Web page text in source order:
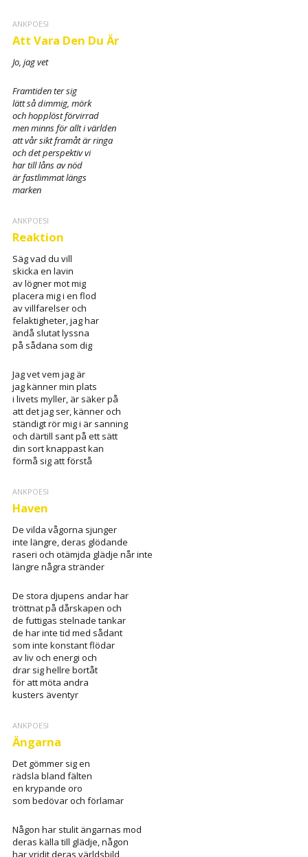
ANKPOESI
Att Vara Den Du Är
Jo, jag vet
Framtiden ter sig
lätt så dimmig, mörk
och hopplöst förvirrad
men minns för allt i världen
att vår sikt framåt är ringa
och det perspektiv vi
har till låns av nöd
är fastlimmat längs
marken
ANKPOESI
Reaktion
Säg vad du vill
skicka en lavin
av lögner mot mig
placera mig i en flod
av villfarelser och
felaktigheter, jag har
ändå slutat lyssna
på sådana som dig
Jag vet vem jag är
jag känner min plats
i livets myller, är säker på
att det jag ser, känner och
ständigt rör mig i är sanning
och därtill sant på ett sätt
din sort knappast kan
förmå sig att förstå
ANKPOESI
Haven
De vilda vågorna sjunger
inte längre, deras glödande
raseri och otämjda glädje når inte
längre några stränder
De stora djupens andar har
tröttnat på dårskapen och
de futtigas stelnade tankar
de har inte tid med sådant
som inte konstant flödar
av liv och energi och
drar sig hellre bortåt
för att möta andra
kusters äventyr
ANKPOESI
Ängarna
Det gömmer sig en
rädsla bland fälten
en krypande oro
som bedövar och förlamar
Någon har stulit ängarnas mod
deras källa till glädje, någon
har vridit deras världsbild